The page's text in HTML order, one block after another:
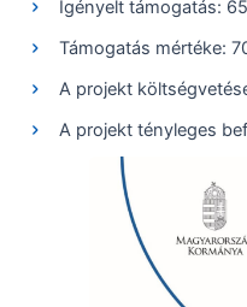
Igényelt támogatás:
Támogatás mértéke:
A projekt
A projekt tényleges